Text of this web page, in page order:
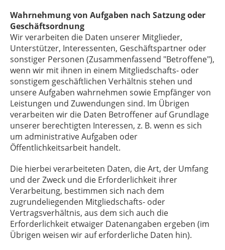
Wahrnehmung von Aufgaben nach Satzung oder
Geschäftsordnung
Wir verarbeiten die Daten unserer Mitglieder,
Unterstützer, Interessenten, Geschäftspartner oder
sonstiger Personen (Zusammenfassend "Betroffene"),
wenn wir mit ihnen in einem Mitgliedschafts- oder
sonstigem geschäftlichen Verhältnis stehen und
unsere Aufgaben wahrnehmen sowie Empfänger von
Leistungen und Zuwendungen sind. Im Übrigen
verarbeiten wir die Daten Betroffener auf Grundlage
unserer berechtigten Interessen, z. B. wenn es sich
um administrative Aufgaben oder
Öffentlichkeitsarbeit handelt.
Die hierbei verarbeiteten Daten, die Art, der Umfang
und der Zweck und die Erforderlichkeit ihrer
Verarbeitung, bestimmen sich nach dem
zugrundeliegenden Mitgliedschafts- oder
Vertragsverhältnis, aus dem sich auch die
Erforderlichkeit etwaiger Datenangaben ergeben (im
Übrigen weisen wir auf erforderliche Daten hin).